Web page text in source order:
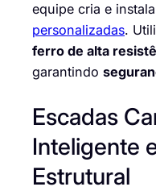
equipe cria e instala
personalizadas.
ferro de alta
garantindo
Escadas
Inteligente
Estrutural